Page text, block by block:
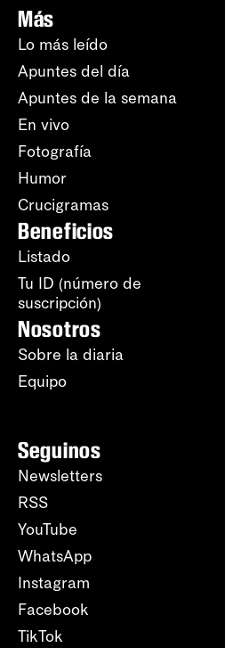
Más
Lo más leído
Apuntes del día
Apuntes de la semana
En vivo
Fotografía
Humor
Crucigramas
Beneficios
Listado
Tu ID (número de
suscripción)
Nosotros
Sobre la diaria
Equipo
Seguinos
Newsletters
RSS
YouTube
WhatsApp
Instagram
Facebook
TikTok